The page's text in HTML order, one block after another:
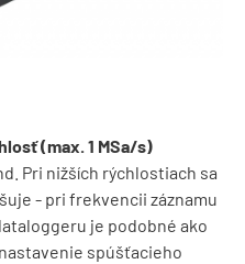
(max. 1 MSa/s)
Pri nižších rýchlostiach sa
- pri frekvencii záznamu
je podobné ako
spúšťacieho